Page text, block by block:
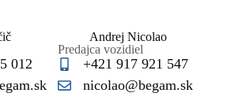
012
Andrej Nicolao
Predajca vozidiel
+421 917 921 547
nicolao@begam.sk